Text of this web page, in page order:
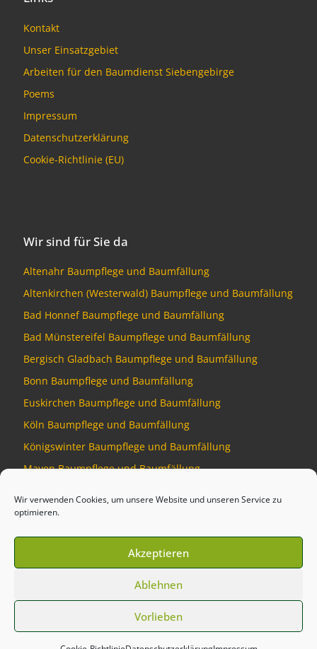
Wir verwenden Cookies, um unsere Website und unseren Service zu
optimieren.
Akzeptieren
Ablehnen
Vorlieben
Kontakt
Unser Einsatzgebiet
Arbeiten für den Baumdienst Siebengebirge
Poems
Impressum
Datenschutzerklärung
Cookie-Richtlinie (EU)
Wir sind für Sie da
Altenahr Baumpflege und Baumfällung
Altenkirchen (Westerwald) Baumpflege und Baumfällung
Bad Honnef Baumpflege und Baumfällung
Bad Münstereifel Baumpflege und Baumfällung
Bergisch Gladbach Baumpflege und Baumfällung
Bonn Baumpflege und Baumfällung
Euskirchen Baumpflege und Baumfällung
Köln Baumpflege und Baumfällung
Königswinter Baumpflege und Baumfällung
Mayen Baumpflege und Baumfällung
Baumdienst Siebengebirge
Developed by Talking Pixel